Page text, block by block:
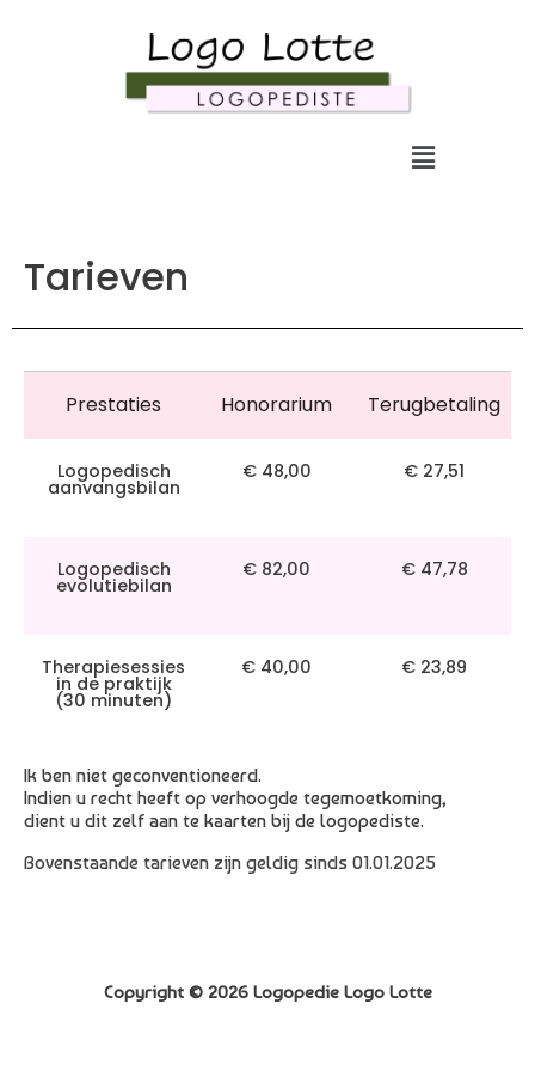
Tarieven
Prestaties Honorarium Terugbetaling
Logopedisch
aanvangsbilan
€ 48,00 € 27,51
Logopedisch
evolutiebilan
€ 82,00 € 47,78
Therapiesessies
in de praktijk
(30 minuten)
€ 40,00 € 23,89
Ik ben niet geconventioneerd.
Indien u recht heeft op verhoogde tegemoetkoming,
dient u dit zelf aan te kaarten bij de logopediste.
Bovenstaande tarieven zijn geldig sinds 01.01.2025
Copyright © 2026 Logopedie Logo Lotte